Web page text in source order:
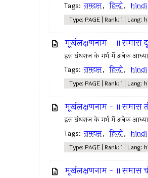
Tags: रामदास, हिन्दी, hindi
Type: PAGE | Rank: 1 | Lang: hi
मूर्खलक्षणनाम - ॥ समास
इस ग्रंथराज के गर्भ में अनेक
Tags: रामदास, हिन्दी, hindi
Type: PAGE | Rank: 1 | Lang: hi
मूर्खलक्षणनाम - ॥ समास
इस ग्रंथराज के गर्भ में अनेक
Tags: रामदास, हिन्दी, hindi
Type: PAGE | Rank: 1 | Lang: hi
मूर्खलक्षणनाम - ॥ समास